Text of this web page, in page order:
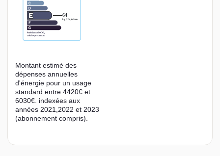
Montant estimé des
dépenses annuelles
d'énergie pour un usage
standard entre 4420€ et
6030€. indexées aux
années 2021,2022 et 2023
(abonnement compris).